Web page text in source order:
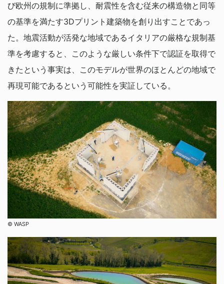
び欧州の規制に準拠し、耐震性を含む従来の構造物と同等
の基準を満たす3Dプリント建築物を創り出すことであっ
た。地震活動が活発な地域であるイタリアの厳格な規制基
準を考慮すると、このような厳しい条件下で認証を取得で
きたという事実は、このモデルが世界のほとんどの地域で
再現可能であるという可能性を実証している。
©︎ WASP